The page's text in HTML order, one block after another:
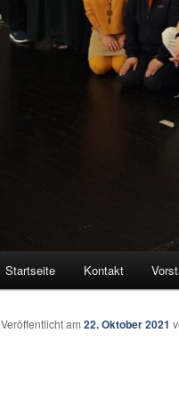
Startseite Kontakt
Veröffentlicht am 22. Oktober 2021